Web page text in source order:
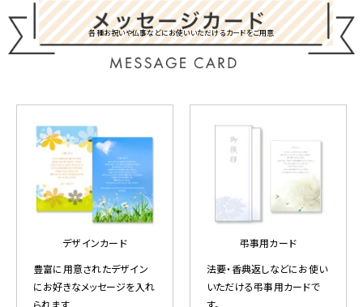
各種お祝いや仏事などにお使いいただけるカードをご用意
デザインカード
豊富に用意されたデザイン
にお好きなメッセージを入れ
弔事用カード
法要・香典返しなどにお使い
いただける弔事用カードで